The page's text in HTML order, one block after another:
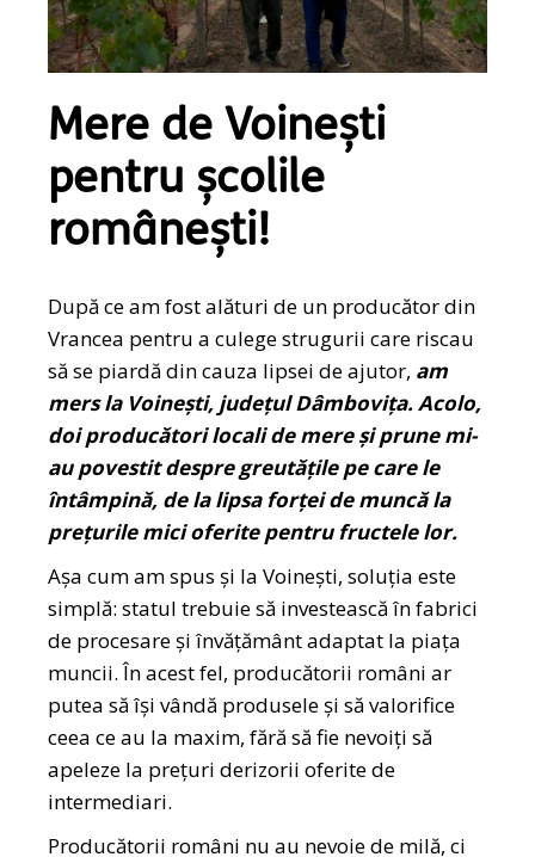
Mere de Voinești
pentru școlile
românești!
După ce am fost alături de un producător din
Vrancea pentru a culege strugurii care riscau
să se piardă din cauza lipsei de ajutor, am
mers la Voinești, județul Dâmbovița. Acolo,
doi producători locali de mere și prune mi-
au povestit despre greutățile pe care le
întâmpină, de la lipsa forței de muncă la
prețurile mici oferite pentru fructele lor.
Așa cum am spus și la Voinești, soluția este
simplă: statul trebuie să investească în fabrici
de procesare și învățământ adaptat la piața
muncii. În acest fel, producătorii români ar
putea să își vândă produsele și să valorifice
ceea ce au la maxim, fără să fie nevoiți să
apeleze la prețuri derizorii oferite de
intermediari.
Producătorii români nu au nevoie de milă, ci